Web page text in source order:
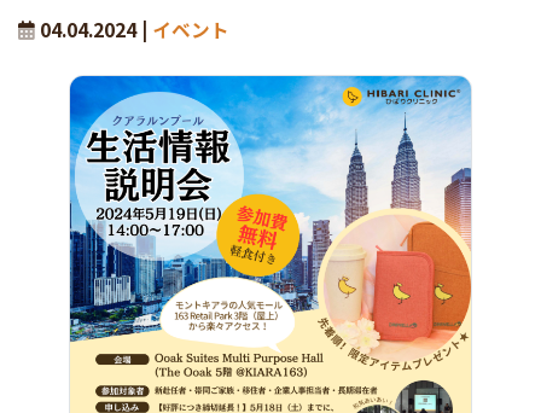
04.04.2024 | イベント